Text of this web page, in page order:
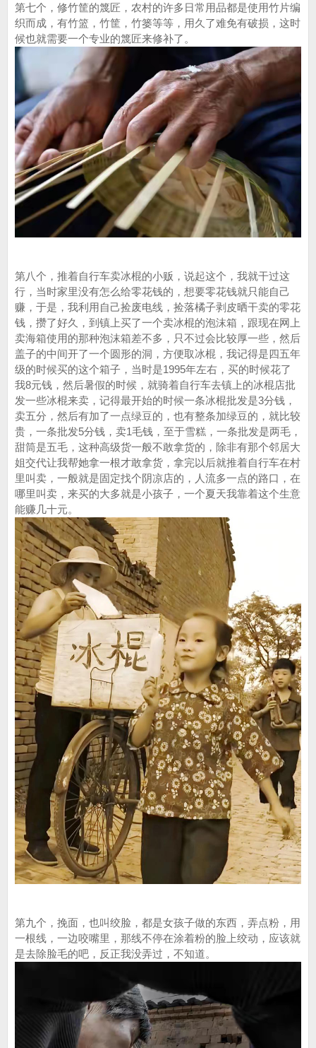
第七个，修竹筐的篾匠，农村的许多日常用品都是使用竹片编
织而成，有竹篮，竹筐，竹篓等等，用久了难免有破损，这时
候也就需要一个专业的篾匠来修补了。
第八个，推着自行车卖冰棍的小贩，说起这个，我就干过这
行，当时家里没有怎么给零花钱的，想要零花钱就只能自己
赚，于是，我利用自己捡废电线，捡落橘子剥皮晒干卖的零花
钱，攒了好久，到镇上买了一个卖冰棍的泡沫箱，跟现在网上
卖海箱使用的那种泡沫箱差不多，只不过会比较厚一些，然后
盖子的中间开了一个圆形的洞，方便取冰棍，我记得是四五年
级的时候买的这个箱子，当时是1995年左右，买的时候花了
我8元钱，然后暑假的时候，就骑着自行车去镇上的冰棍店批
发一些冰棍来卖，记得最开始的时候一条冰棍批发是3分钱，
卖五分，然后有加了一点绿豆的，也有整条加绿豆的，就比较
贵，一条批发5分钱，卖1毛钱，至于雪糕，一条批发是两毛，
甜筒是五毛，这种高级货一般不敢拿货的，除非有那个邻居大
姐交代让我帮她拿一根才敢拿货，拿完以后就推着自行车在村
里叫卖，一般就是固定找个阴凉店的，人流多一点的路口，在
哪里叫卖，来买的大多就是小孩子，一个夏天我靠着这个生意
能赚几十元。
第九个，挽面，也叫绞脸，都是女孩子做的东西，弄点粉，用
一根线，一边咬嘴里，那线不停在涂着粉的脸上绞动，应该就
是去除脸毛的吧，反正我没弄过，不知道。